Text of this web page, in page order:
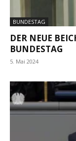
BUNDESTAG
DER NEUE
BUNDESTAG
5. Mai 2024